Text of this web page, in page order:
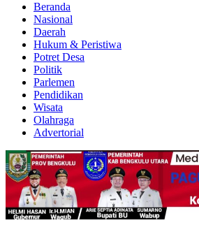
Beranda
Nasional
Daerah
Hukum & Peristiwa
Potret Desa
Politik
Parlemen
Pendidikan
Wisata
Olahraga
Advertorial